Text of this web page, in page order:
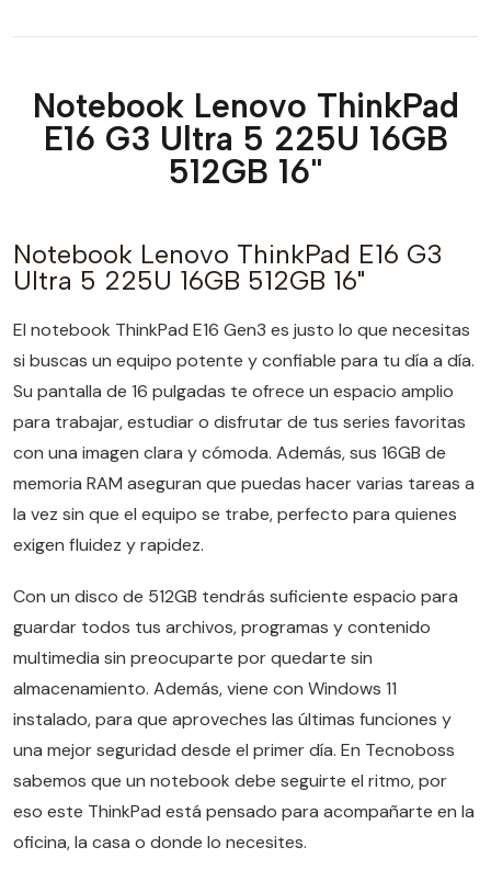
Notebook Lenovo ThinkPad
E16 G3 Ultra 5 225U 16GB
512GB 16"
Notebook Lenovo ThinkPad E16 G3
Ultra 5 225U 16GB 512GB 16"
El notebook ThinkPad E16 Gen3 es justo lo que necesitas
si buscas un equipo potente y confiable para tu día a día.
Su pantalla de 16 pulgadas te ofrece un espacio amplio
para trabajar, estudiar o disfrutar de tus series favoritas
con una imagen clara y cómoda. Además, sus 16GB de
memoria RAM aseguran que puedas hacer varias tareas a
la vez sin que el equipo se trabe, perfecto para quienes
exigen fluidez y rapidez.
Con un disco de 512GB tendrás suficiente espacio para
guardar todos tus archivos, programas y contenido
multimedia sin preocuparte por quedarte sin
almacenamiento. Además, viene con Windows 11
instalado, para que aproveches las últimas funciones y
una mejor seguridad desde el primer día. En Tecnoboss
sabemos que un notebook debe seguirte el ritmo, por
eso este ThinkPad está pensado para acompañarte en la
oficina, la casa o donde lo necesites.